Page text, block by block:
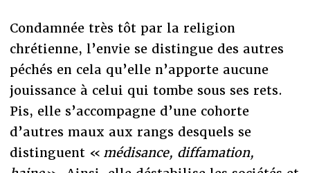
Condamnée très tôt par la religion
chrétienne, l’envie se distingue des autres
péchés en cela qu’elle n’apporte aucune
jouissance à celui qui tombe sous ses rets.
Pis, elle s’accompagne d’une cohorte
d’autres maux aux rangs desquels se
distinguent « médisance, diffamation,